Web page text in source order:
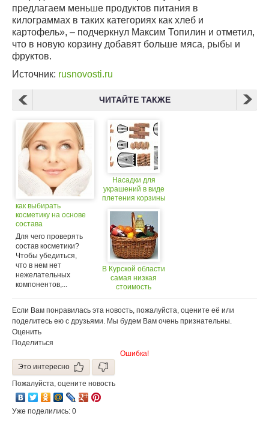
предлагаем меньше продуктов питания в
килограммах в таких категориях как хлеб и
картофель», – подчеркнул Максим Топилин и отметил,
что в новую корзину добавят больше мяса, рыбы и
фруктов.
Источник: rusnovosti.ru
ЧИТАЙТЕ ТАКЖЕ
как выбирать
косметику на основе
состава
Для чего проверять
состав косметики?
Чтобы убедиться,
что в нем нет
нежелательных
компонентов,...
Насадки для
украшений в виде
плетения корзины
В Курской области
самая низкая
стоимость
Если Вам понравилась эта новость, пожалуйста, оцените её или
поделитесь ею с друзьями. Мы будем Вам очень признательны.
Оценить
Поделиться
Ошибка!
Это интересно
Пожалуйста, оцените новость
Уже поделились: 0